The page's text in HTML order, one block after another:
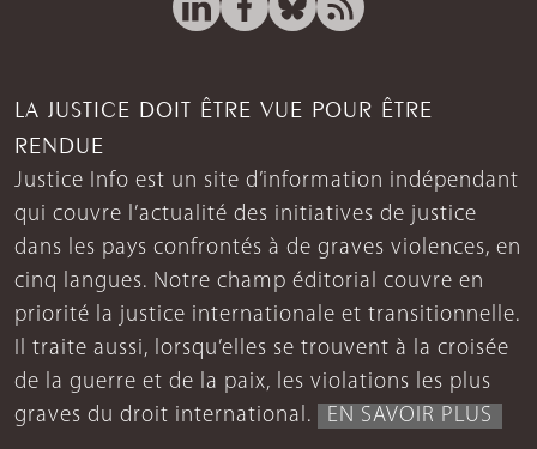
LA JUSTICE DOIT ÊTRE VUE POUR ÊTRE
RENDUE
Justice Info est un site d’information indépendant
qui couvre l’actualité des initiatives de justice
dans les pays confrontés à de graves violences, en
cinq langues. Notre champ éditorial couvre en
priorité la justice internationale et transitionnelle.
Il traite aussi, lorsqu’elles se trouvent à la croisée
de la guerre et de la paix, les violations les plus
graves du droit international.
EN SAVOIR PLUS